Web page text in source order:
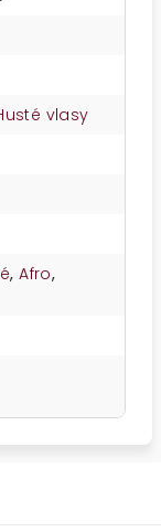
vlasy
,Afro,